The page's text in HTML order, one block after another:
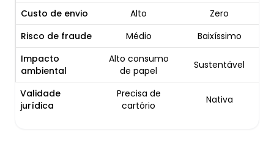
Custo de envio
Alto
Zero
Risco de fraude
Médio
Baixíssimo
Impacto
ambiental
Alto consumo
de papel
Sustentável
Validade
jurídica
Precisa de
cartório
Nativa